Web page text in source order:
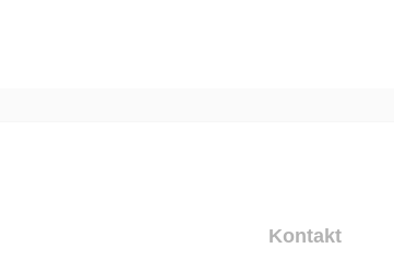
Kontakt